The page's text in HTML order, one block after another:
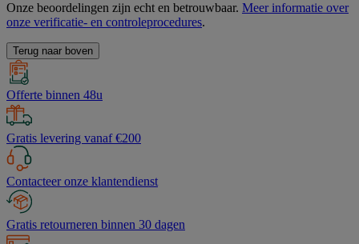
Onze beoordelingen zijn echt en betrouwbaar. Meer informatie over
onze verificatie- en controleprocedures.
Terug naar boven
Offerte binnen 48u
Gratis levering vanaf €200
Contacteer onze klantendienst
Gratis retourneren binnen 30 dagen